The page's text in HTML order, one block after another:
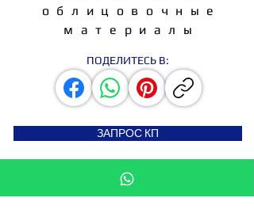
облицовочные
материалы
ПОДЕЛИТЕСЬ В:
ЗАПРОС КП
СТАТЬ ДИСТРИБЬЮТОРОМ